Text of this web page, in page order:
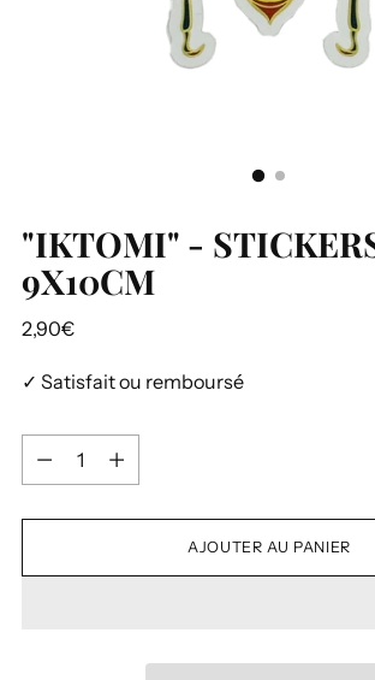
"IKTOMI" -
9X10CM
Prix
2,90€
✓ Satisfait ou remboursé
Quantité
Quantité
AJOUTER AU PANIER